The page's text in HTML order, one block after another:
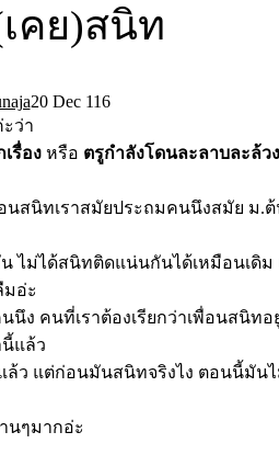
คย)สนิท
20 Dec 116
ว่า
รื่อง หรือ ตรูกำลังโดนละลาบละล้วง
อนสนิทเราสมัยประถมคนนึงสมัย ม.
น ไม่ได้สนิทติดแน่นกันได้เหมือนเดิม
มอ่ะ
ง คนที่เราต้องเรียกว่าเพื่อนสนิทอ
นี้แล้ว
ว แต่ก่อนมันสนิทจริงไง ตอนนี้มัน
นๆมากอ่ะ